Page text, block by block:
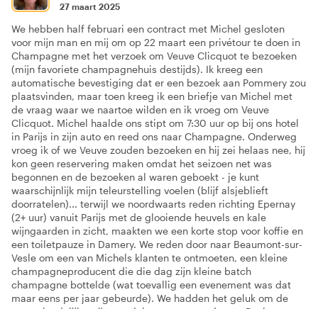
27 maart 2025
We hebben half februari een contract met Michel gesloten
voor mijn man en mij om op 22 maart een privétour te doen in
Champagne met het verzoek om Veuve Clicquot te bezoeken
(mijn favoriete champagnehuis destijds). Ik kreeg een
automatische bevestiging dat er een bezoek aan Pommery zou
plaatsvinden, maar toen kreeg ik een briefje van Michel met
de vraag waar we naartoe wilden en ik vroeg om Veuve
Clicquot. Michel haalde ons stipt om 7:30 uur op bij ons hotel
in Parijs in zijn auto en reed ons naar Champagne. Onderweg
vroeg ik of we Veuve zouden bezoeken en hij zei helaas nee, hij
kon geen reservering maken omdat het seizoen net was
begonnen en de bezoeken al waren geboekt - je kunt
waarschijnlijk mijn teleurstelling voelen (blijf alsjeblieft
doorratelen)... terwijl we noordwaarts reden richting Epernay
(2+ uur) vanuit Parijs met de glooiende heuvels en kale
wijngaarden in zicht, maakten we een korte stop voor koffie en
een toiletpauze in Damery. We reden door naar Beaumont-sur-
Vesle om een van Michels klanten te ontmoeten, een kleine
champagneproducent die die dag zijn kleine batch
champagne bottelde (wat toevallig een evenement was dat
maar eens per jaar gebeurde). We hadden het geluk om de